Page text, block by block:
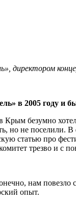
директором
в 2005 году
безумно
но не
статью про
трезво и с
нам
опыт.